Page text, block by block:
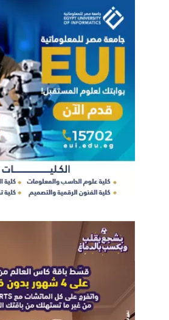
كامل الوزير
وزارة النقل